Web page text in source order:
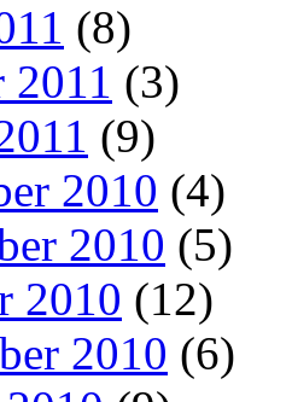
(8)
2011 (3)
(9)
2010 (4)
2010 (5)
2010 (12)
2010 (6)